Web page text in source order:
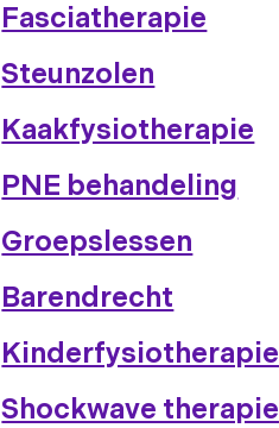
Fasciatherapie
Steunzolen
Kaakfysiotherapie
PNE behandeling
Groepslessen
Barendrecht
Kinderfysiotherapie
Shockwave therapie